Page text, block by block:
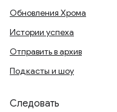
Обновления Хрома
Истории успеха
Отправить в архив
Подкасты и шоу
Следовать